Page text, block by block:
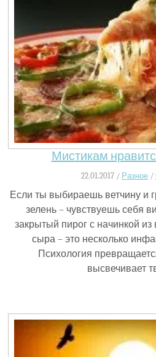
Мистикам
22.01.2017 / Разное /
Если ты выбираешь ветчину и
зелень – чувствуешь себя
закрытый пирог с начинкой
сыра – это несколько
Психология
высвечивает